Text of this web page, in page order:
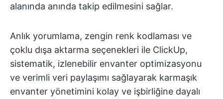
alanında anında takip edilmesini sağlar.
Anlık yorumlama, zengin renk kodlaması ve
çoklu dışa aktarma seçenekleri ile ClickUp,
sistematik, izlenebilir envanter optimizasyonu
ve verimli veri paylaşımı sağlayarak karmaşık
envanter yönetimini kolay ve işbirliğine dayalı